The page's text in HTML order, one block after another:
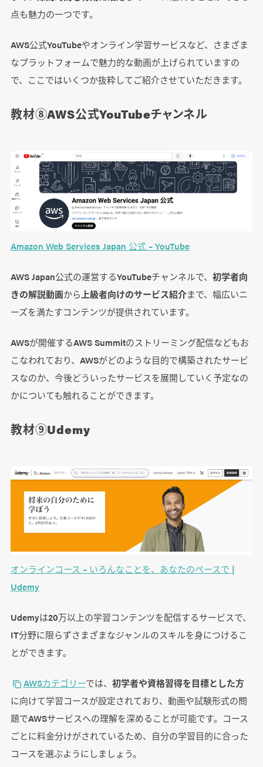
点も魅力の一つです。
AWS公式YouTubeやオンライン学習サービスなど、さまざま
なプラットフォームで魅力的な動画が上げられていますの
で、ここではいくつか抜粋してご紹介させていただきます。
教材⑧AWS公式YouTubeチャンネル
Amazon Web Services Japan 公式 – YouTube
AWS Japan公式の運営するYouTubeチャンネルで、 初学者向
きの解説動画から 上級者向けのサービス紹介まで、幅広いニ
ーズを満たすコンテンツが提供されています。
AWSが開催するAWS Summitのストリーミング配信などもお
こなわれており、AWSがどのような目的で構築されたサービ
スなのか、今後どういったサービスを展開していく予定なの
かについても触れることができます。
教材⑨Udemy
オンラインコース – いろんなことを、あなたのペースで |
Udemy
Udemyは20万以上の学習コンテンツを配信するサービスで、
IT分野に限らずさまざまなジャンルのスキルを身につけるこ
とができます。
AWSカテゴリーでは、 初学者や資格習得を目標とした方
に向けて学習コースが設定されており、動画や試験形式の問
題でAWSサービスへの理解を深めることが可能です。コース
ごとに料金分けがされているため、自分の学習目的に合った
コースを選ぶようにしましょう。